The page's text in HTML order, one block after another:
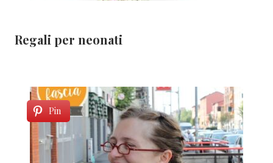
Regali per neonati
Pin